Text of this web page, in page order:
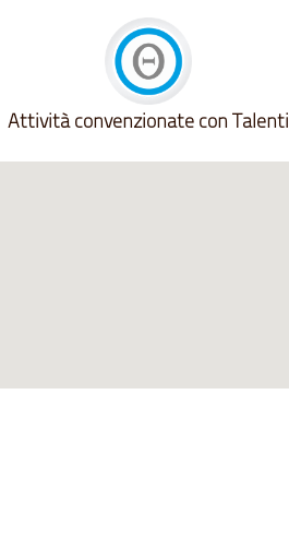
Attività convenzionate con Talenti